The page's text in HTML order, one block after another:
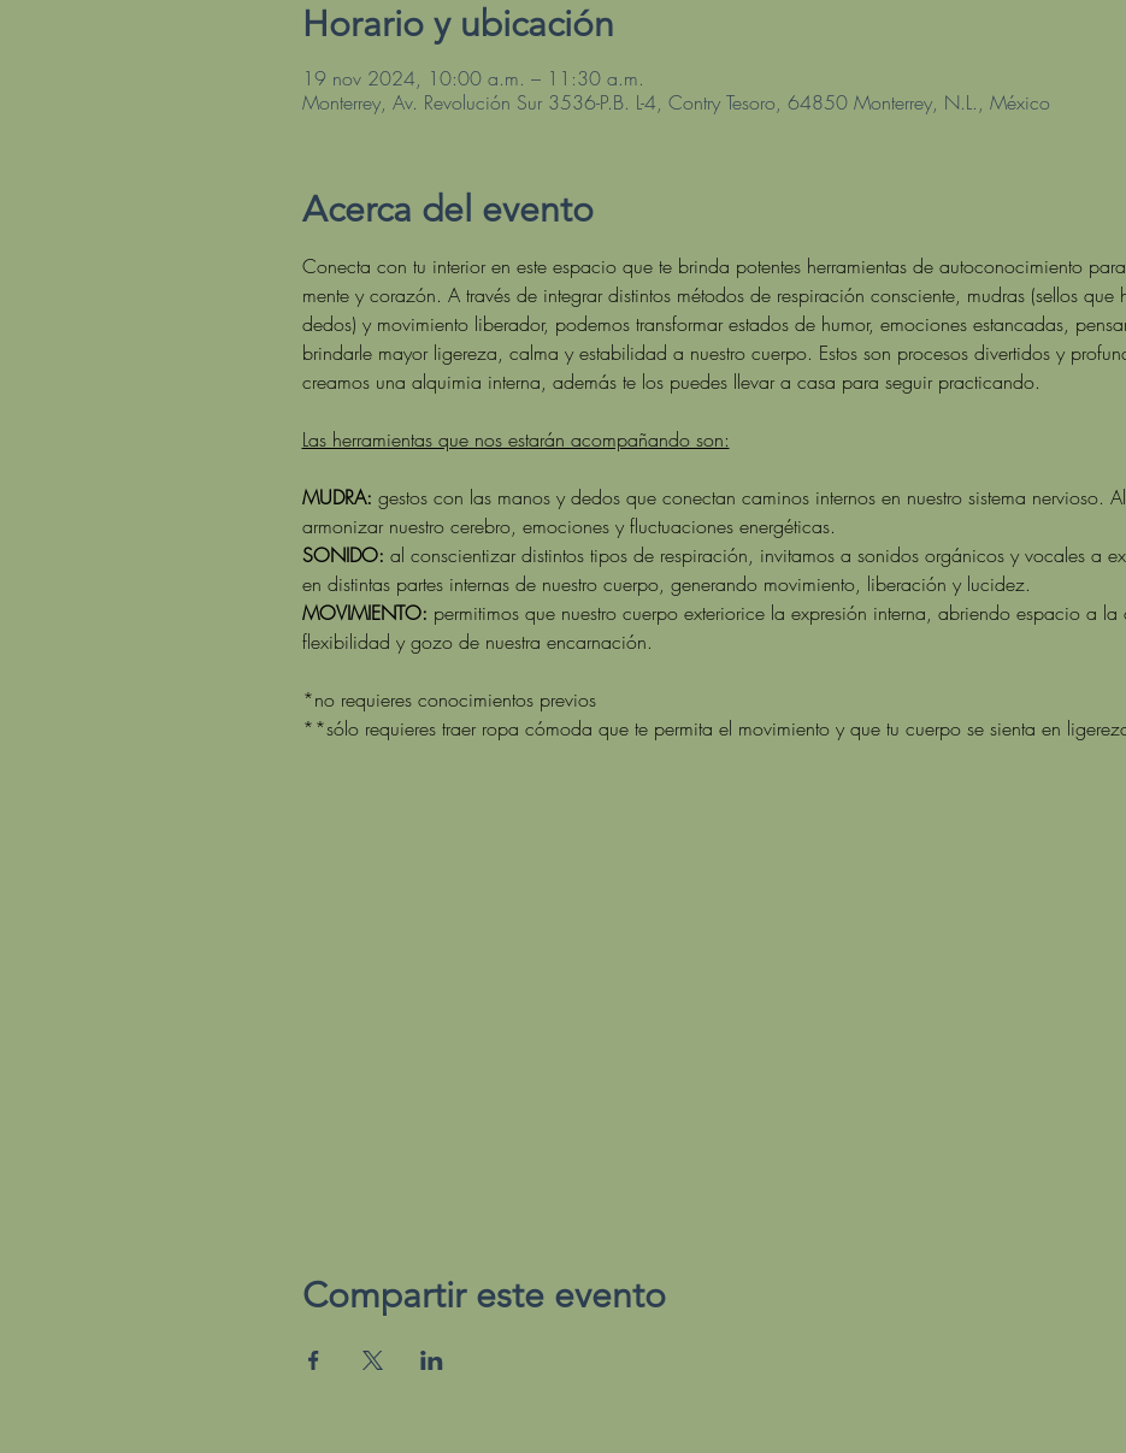
Horario y ubicación
19 nov 2024, 10:00 a.m. – 11:30 a.m.
Monterrey, Av. Revolución Sur 3536-P.B. L-4, Contry Tesoro, 64850 Monterrey, N.L., México
Acerca del evento
Conecta con tu interior en este espacio que te brinda potentes herramientas de autoconocimiento
mente y corazón. A través de integrar distintos métodos de respiración consciente, mudras (sellos
dedos) y movimiento liberador, podemos transformar estados de humor, emociones estancadas,
brindarle mayor ligereza, calma y estabilidad a nuestro cuerpo. Estos son procesos divertidos y
creamos una alquimia interna, además te los puedes llevar a casa para seguir practicando.
Las herramientas que nos estarán acompañando son:
MUDRA: gestos con las manos y dedos que conectan caminos internos en nuestro sistema nervioso.
armonizar nuestro cerebro, emociones y fluctuaciones energéticas.
SONIDO: al conscientizar distintos tipos de respiración, invitamos a sonidos orgánicos y vocales a
en distintas partes internas de nuestro cuerpo, generando movimiento, liberación y lucidez.
MOVIMIENTO: permitimos que nuestro cuerpo exteriorice la expresión interna, abriendo espacio a la
flexibilidad y gozo de nuestra encarnación.
*no requieres conocimientos previos
**sólo requieres traer ropa cómoda que te permita el movimiento y que tu cuerpo se sienta en
Compartir este evento